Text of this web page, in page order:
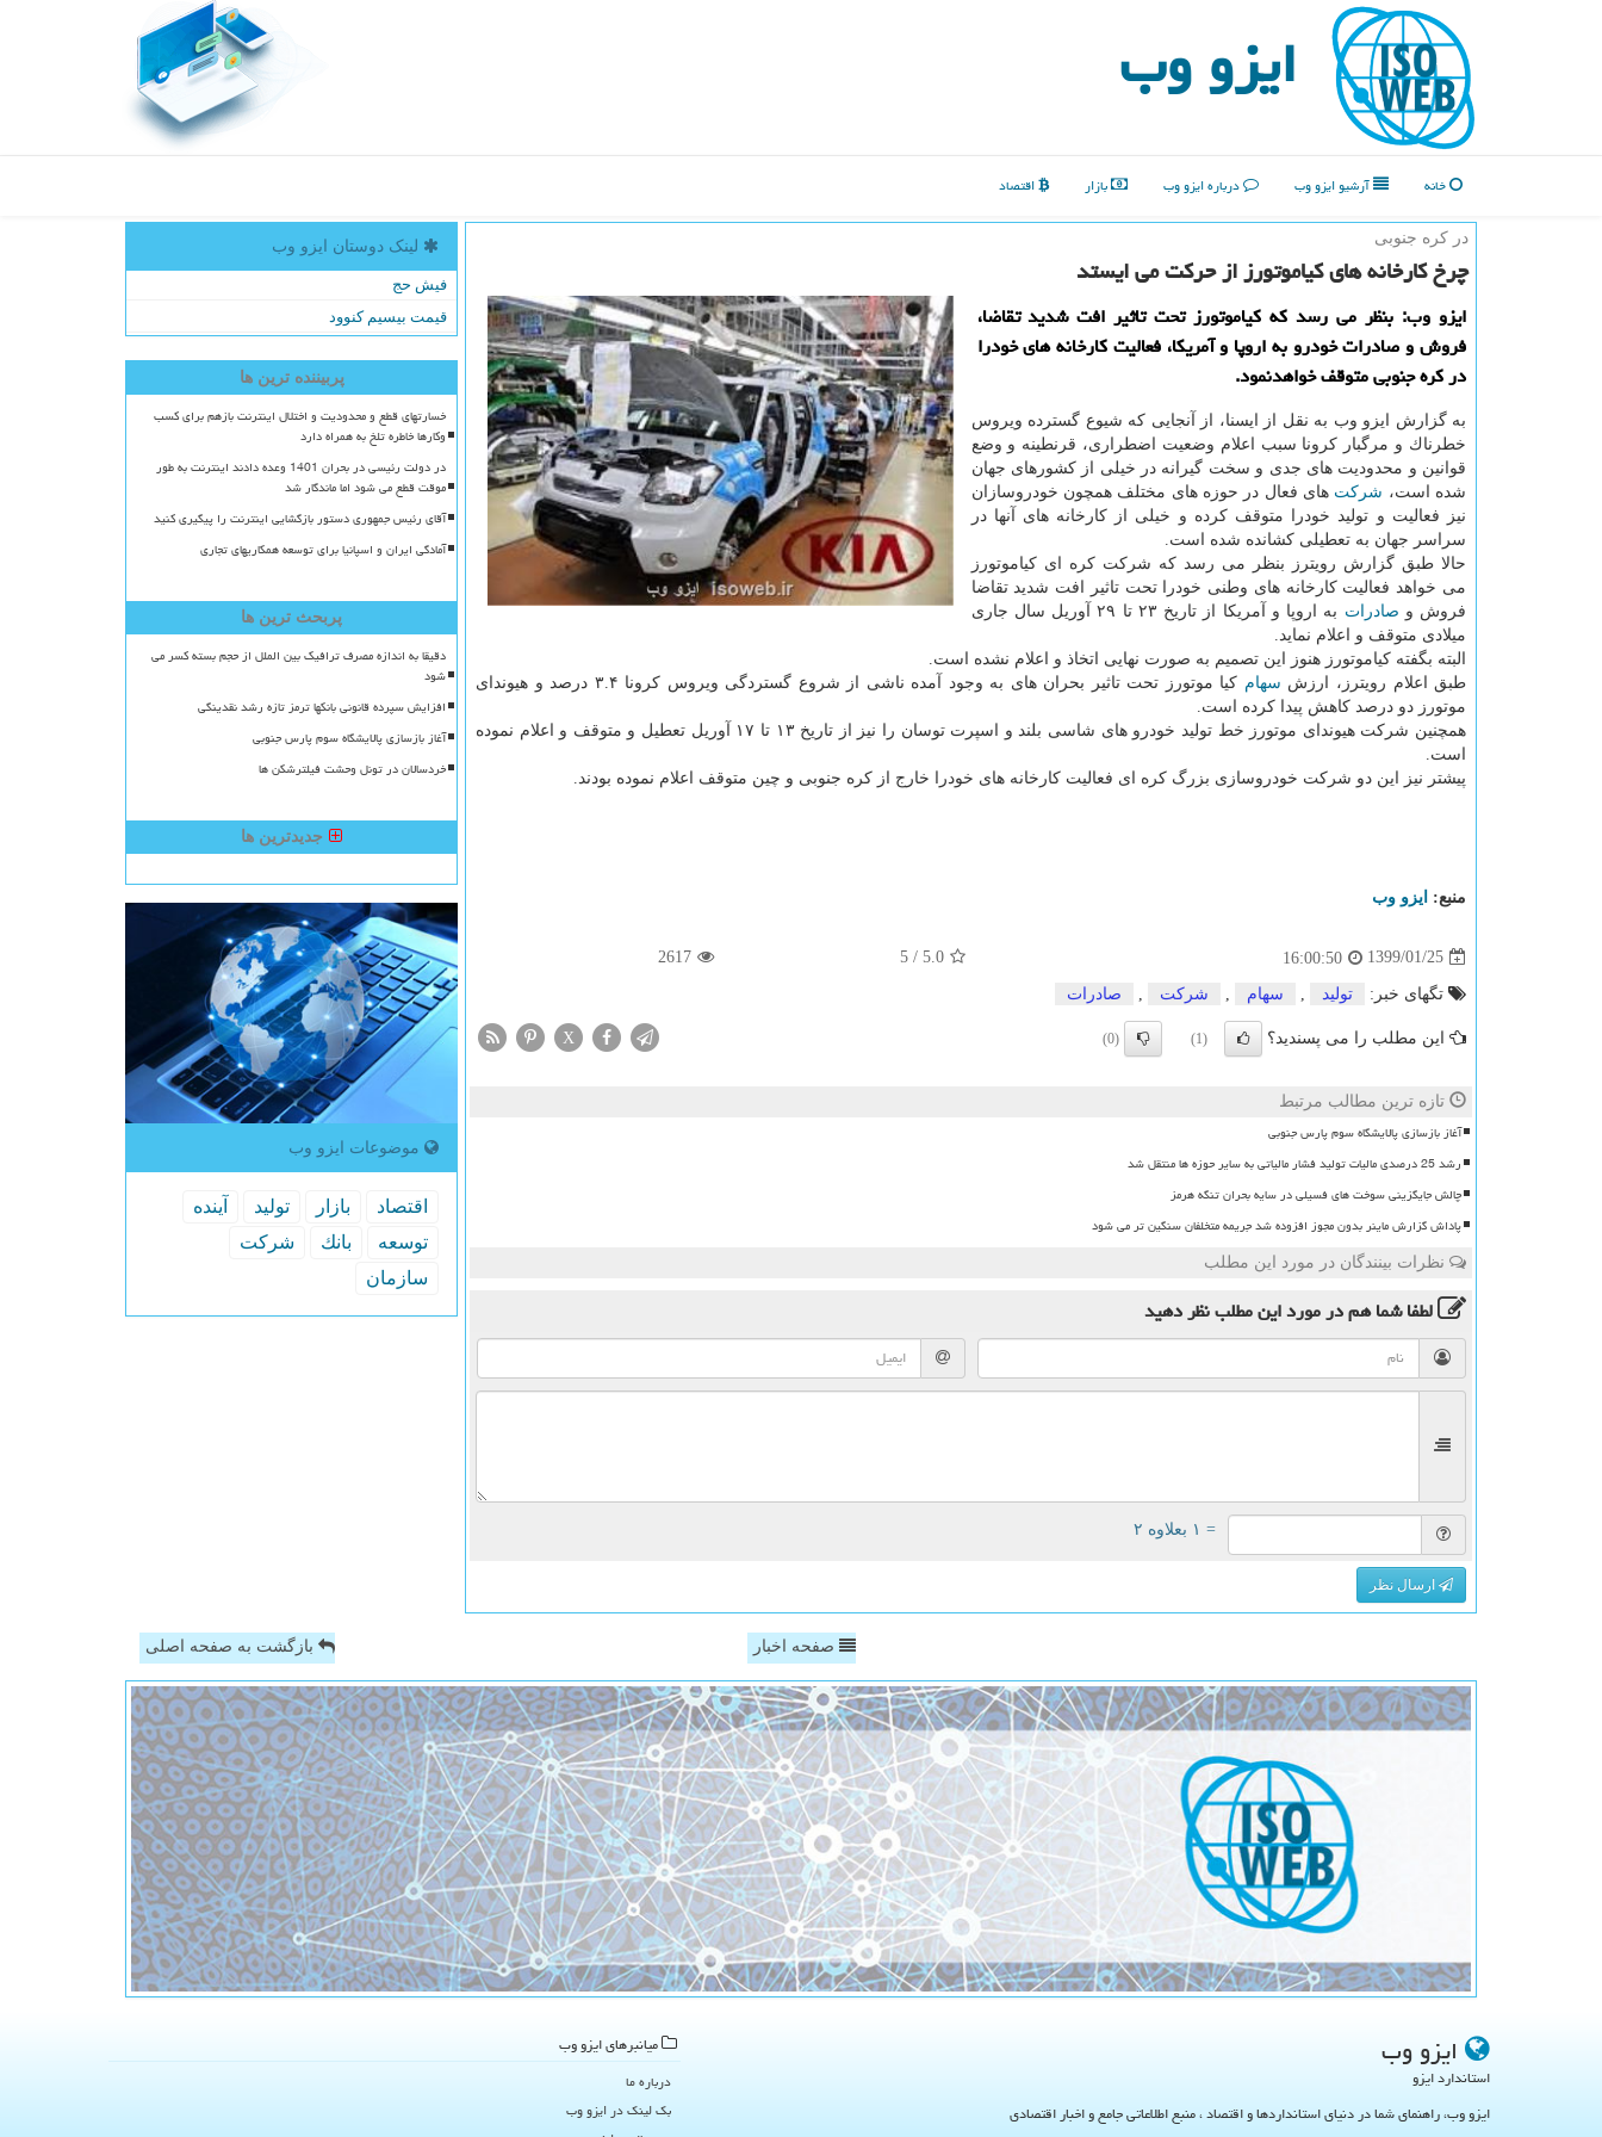
ایزو وب
خانه آرشیو ایزو وب درباره ایزو وب بازار اقتصاد
در كره جنوبی
چرخ كارخانه های كیاموتورز از حركت می ایستد
ایزو وب: بنظر می رسد كه كیاموتورز تحت تاثیر افت شدید تقاضا،
فروش و صادرات خودرو به اروپا و آمریكا، فعالیت كارخانه های خودرا
در كره جنوبی متوقف خواهدنمود.
به گزارش ایزو وب به نقل از ایسنا، از آنجایی كه شیوع گسترده ویروس
خطرناك و مرگبار كرونا سبب اعلام وضعیت اضطراری، قرنطینه و وضع
قوانین و محدودیت های جدی و سخت گیرانه در خیلی از كشورهای جهان
شده است، شركت های فعال در حوزه های مختلف همچون خودروسازان
نیز فعالیت و تولید خودرا متوقف كرده و خیلی از كارخانه های آنها در
سراسر جهان به تعطیلی كشانده شده است.
حالا طبق گزارش رویترز بنظر می رسد كه شركت كره ای كیاموتورز
می خواهد فعالیت كارخانه های وطنی خودرا تحت تاثیر افت شدید تقاضا
فروش و صادرات
به اروپا و آمریكا از تاریخ ۲۳ تا ۲۹ آوریل سال جاری
میلادی متوقف و اعلام نماید.
البته بگفته كیاموتورز هنوز این تصمیم به صورت نهایی اتخاذ و اعلام نشده است.
طبق اعلام رویترز، ارزش سهام
كیا موتورز تحت تاثیر بحران های به وجود آمده ناشی از شروع گستردگی ویروس كرونا ۳.۴ درصد و هیوندای
موتورز دو درصد كاهش پیدا كرده است.
همچنین شركت هیوندای موتورز خط تولید خودرو های شاسی بلند و اسپرت توسان را نیز از تاریخ ۱۳ تا ۱۷ آوریل تعطیل و متوقف و اعلام نموده
است.
پیشتر نیز این دو شركت خودروسازی بزرگ كره ای فعالیت كارخانه های خودرا خارج از كره جنوبی و چین متوقف اعلام نموده بودند.
منبع: ایزو وب
1399/01/25
16:00:50
5.0
/
5
2617
تگهای خبر: تولید سهام شركت صادرات
این مطلب را می پسندید؟ (1)
(0)
X
تازه ترین مطالب مرتبط
آغاز بازسازی پالایشگاه سوم پارس جنوبی
رشد 25 درصدی مالیات تولید فشار مالیاتی به سایر حوزه ها منتقل شد
چالش جایگزینی سوخت های فسیلی در سایه بحران تنگه هرمز
پاداش گزارش ماینر بدون مجوز افزوده شد جریمه متخلفان سنگین تر می شود
نظرات بینندگان در مورد این مطلب
لطفا شما همدر مورد این مطلبنظر دهید
= ۱ بعلاوه ۲
ارسال نظر
لینک دوستان ایزو وب
فیش حج
قیمت بیسیم کنوود
پربیننده ترین ها
خسارتهای قطع و محدودیت و اختلال اینترنت بازهم برای کسب
وکارها خاطره تلخ به همراه دارد
در دولت رئیسی در بحران 1401 وعده دادند اینترنت به طور
موقت قطع می شود اما ماندگار شد
آقای رئیس جمهوری دستور بازگشایی اینترنت را پیگیری کنید
آمادگی ایران و اسپانیا برای توسعه همکاریهای تجاری
پربحث ترین ها
دقیقا به اندازه مصرف ترافیک بین الملل از حجم بسته کسر می
شود
افزایش سپرده قانونی بانکها ترمز تازه رشد نقدینگی
آغاز بازسازی پالایشگاه سوم پارس جنوبی
خردسالان در تونل وحشت فیلترشکن ها
جدیدترین ها
موضوعات ایزو وب
اقتصاد بازار تولید
آینده
توسعه
بانك
شركت
سازمان
صفحه اخبار بازگشت به صفحه اصلی
ایزو وب
استاندارد ایزو
ایزو وب، راهنمای شما در دنیای استانداردها و اقتصاد ، منبع اطلاعاتی جامع و اخبار اقتصادی
میانبرهای ایزو وب
درباره ما
بک لینک در ایزو وب